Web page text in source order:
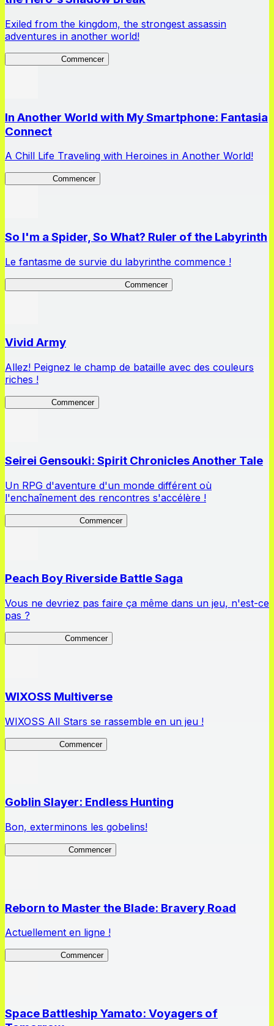
Exiled from the kingdom, the strongest assassin
adventures in another world!
Commencer
In Another World with My Smartphone: Fantasia
Connect
A Chill Life Traveling with Heroines in Another World!
Commencer
So I'm a Spider, So What? Ruler of the Labyrinth
Le fantasme de survie du labyrinthe commence !
Commencer
Vivid Army
Allez! Peignez le champ de bataille avec des couleurs
riches !
Commencer
Seirei Gensouki: Spirit Chronicles Another Tale
Un RPG d'aventure d'un monde différent où
l'enchaînement des rencontres s'accélère !
Commencer
Peach Boy Riverside Battle Saga
Vous ne devriez pas faire ça même dans un jeu, n'est-ce
pas ?
Commencer
WIXOSS Multiverse
WIXOSS All Stars se rassemble en un jeu !
Commencer
Goblin Slayer: Endless Hunting
Bon, exterminons les gobelins!
Commencer
Reborn to Master the Blade: Bravery Road
Actuellement en ligne !
Commencer
Space Battleship Yamato: Voyagers of